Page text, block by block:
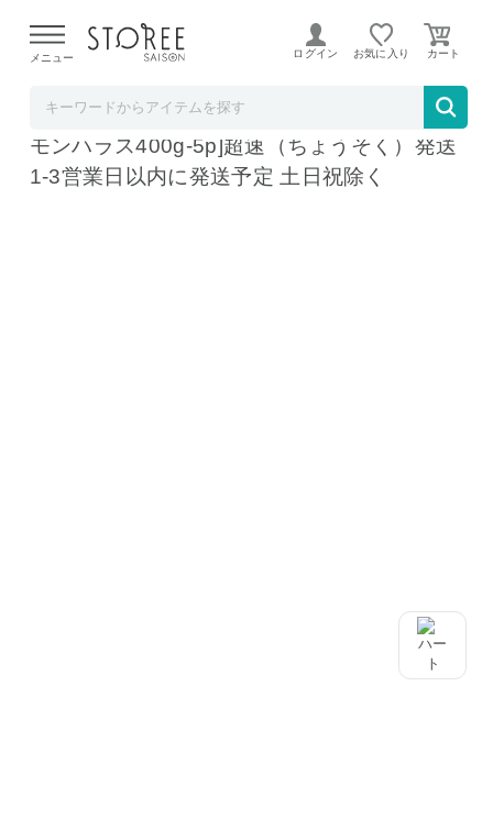
よる配送遅延が発生しております。
メニュー ログイン お気に入り
サーモンハラス (加熱用) 400g×5パック [サー
モンハラス400g-5p]超速（ちょうそく）発送
1-3営業日以内に発送予定 土日祝除く